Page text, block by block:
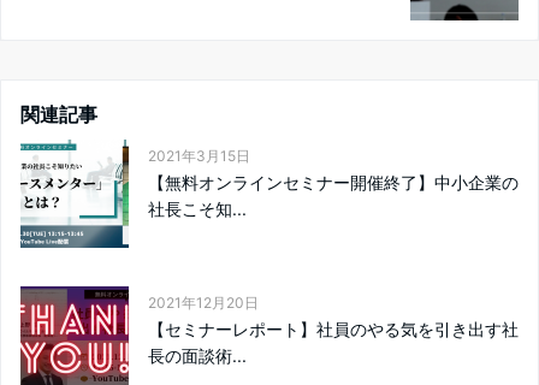
関連記事
2021年3月15日
【無料オンラインセミナー開催終了】中小企業の
社長こそ知...
2021年12月20日
【セミナーレポート】社員のやる気を引き出す社
長の面談術...